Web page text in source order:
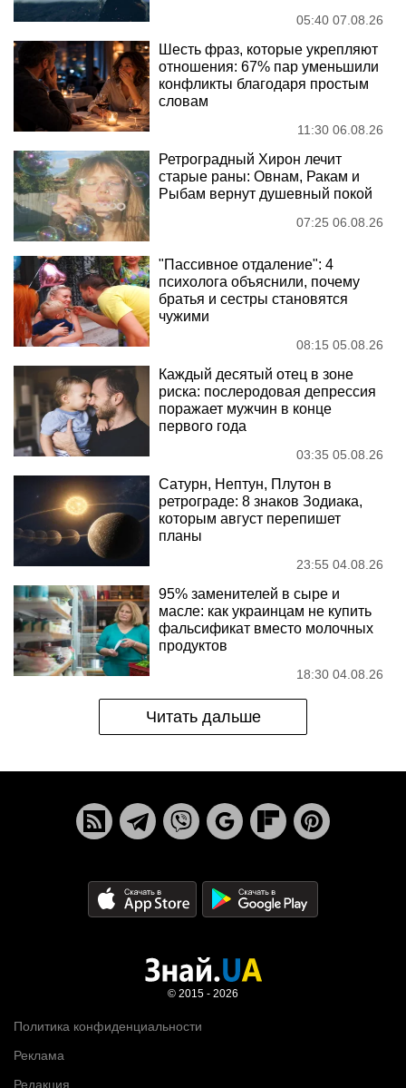
05:40 07.08.26
Шесть фраз, которые укрепляют
отношения: 67% пар уменьшили
конфликты благодаря простым
словам
11:30 06.08.26
Ретроградный Хирон лечит
старые раны: Овнам, Ракам и
Рыбам вернут душевный покой
07:25 06.08.26
"Пассивное отдаление": 4
психолога объяснили, почему
братья и сестры становятся
чужими
08:15 05.08.26
Каждый десятый отец в зоне
риска: послеродовая депрессия
поражает мужчин в конце
первого года
03:35 05.08.26
Сатурн, Нептун, Плутон в
ретрограде: 8 знаков Зодиака,
которым август перепишет
планы
23:55 04.08.26
95% заменителей в сыре и
масле: как украинцам не купить
фальсификат вместо молочных
продуктов
18:30 04.08.26
Читать дальше
Политика конфиденциальности
Реклама
Редакция
© 2015 - 2026